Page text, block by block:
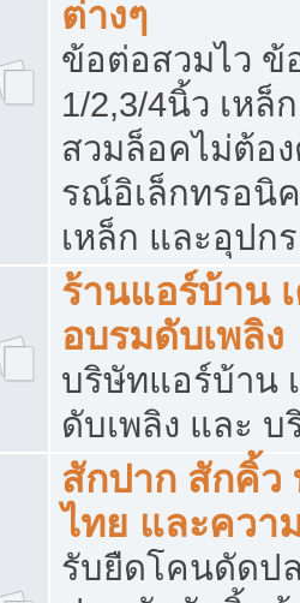
ต่างๆ
ข้อต่อสวมไว ข้
1/2,3/4นิ้ว เหล็
สวมล็อคไม่ต้อ
รณ์อิเล็กทรอนิ
เหล็ก และอุปก
ร้านแอร์บ้าน
อบรมดับเพลิง
บริษัทแอร์บ้าน
ดับเพลิง และ
สักปาก สักคิ้
ไทย และควา
รับยืดโคนดัดป